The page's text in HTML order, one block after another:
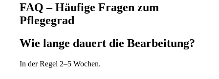
FAQ – Häufige Fragen zum
Pflegegrad
Wie lange dauert die Bearbeitung?
In der Regel 2–5 Wochen.